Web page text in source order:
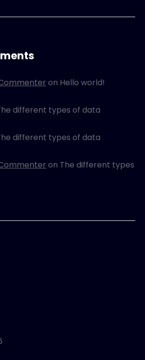
on Hello world!
different types of data
different types of data
on The different types